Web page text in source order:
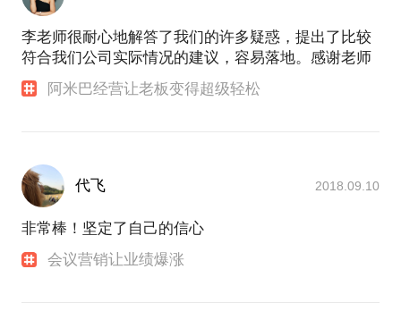
李老师很耐心地解答了我们的许多疑惑，提出了比较
符合我们公司实际情况的建议，容易落地。感谢老师
阿米巴经营让老板变得超级轻松
代飞 2018.09.10
非常棒！坚定了自己的信心
会议营销让业绩爆涨